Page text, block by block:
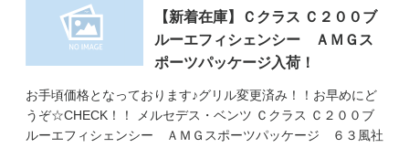
【新着在庫】Ｃクラス Ｃ２００ブ
ルーエフィシェンシー ＡＭＧス
ポーツパッケージ入荷！
お手頃価格となっております♪グリル変更済み！！お早めにど
うぞ☆CHECK！！ メルセデス・ベンツ Ｃクラス Ｃ２００ブ
ルーエフィシェンシー ＡＭＧスポーツパッケージ ６３風社